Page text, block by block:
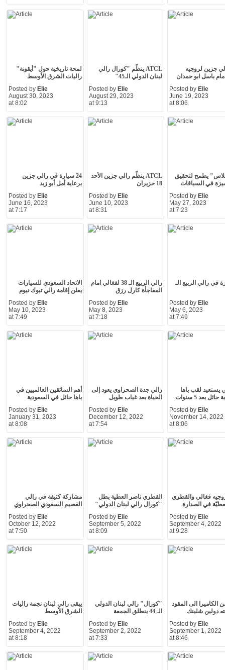
لمحة تاريخية حول "أيقونة"
راليات الشرق الأوسط
Posted by Elie
August 30, 2023
at 8:02
ATCL ينظّم "كورال رالي
لبنان الدولي الـ45"
Posted by Elie
August 29, 2023
at 9:13
جزين لروجيه
باسل ابو حمدان
Posted by Elie
June 19, 2023
at 8:06
24 سيارة في رالي جزين
برعاية أمل أبو زيد
Posted by Elie
June 16, 2023
at 7:17
ATCL ينظّم رالي جزين الأحد
18 حزيران
Posted by Elie
June 10, 2023
at 8:31
يطمح لتحقيق
في السباقات
Posted by Elie
May 27, 2023
at 7:23
الاتحاد السعودي للسيارات
يعلن إقامة رالي تبوك نيوم
Posted by Elie
May 10, 2023
at 7:49
رالي الربيع الـ 38 لفغالي امام
المفاجأة كارل رزق
Posted by Elie
May 8, 2023
at 7:18
في رالي الربيع الـ
Posted by Elie
May 6, 2023
at 7:49
أهم السائقين العالميين في
باها حائل في السعودية
Posted by Elie
January 31, 2023
at 8:08
رالي جدة الصحراوي يعود إلى
الحياة بعد غياب طويل
Posted by Elie
December 12, 2022
at 7:54
يستعيد لقب باها
بعد 5 سنوات
Posted by Elie
November 14, 2022
at 8:06
مشاركة كثيفة في رالي
القصيم السعودي الصحراوي
Posted by Elie
October 12, 2022
at 7:50
القطري ناصر العطية بطل
"كورال رالي لبنان الدولي"
Posted by Elie
September 5, 2022
at 8:09
فغالي والقطري
في الصدارة
Posted by Elie
September 4, 2022
at 9:28
يبقى رالي لبنان نجمة راليات
الشرق الأوسط
Posted by Elie
September 4, 2022
at 8:18
"كورال" رالي لبنان الدولي
الـ 44 ينطلق الجمعة
Posted by Elie
September 2, 2022
at 7:33
الكاميرا الى المقود
دولين شلينك
Posted by Elie
September 1, 2022
at 8:46